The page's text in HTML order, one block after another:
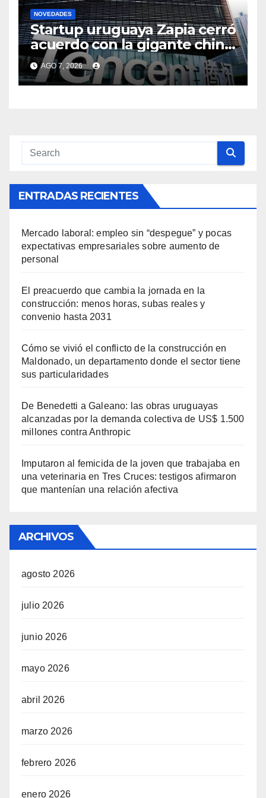
NOVEDADES
Startup uruguaya Zapia cerró
acuerdo con la gigante china
Tencent y busca impulsar la
instalación de un data center
de la empresa en Uruguay
AGO 7, 2026
ENTRADAS RECIENTES
Mercado laboral: empleo sin “despegue” y pocas
expectativas empresariales sobre aumento de
personal
El preacuerdo que cambia la jornada en la
construcción: menos horas, subas reales y
convenio hasta 2031
Cómo se vivió el conflicto de la construcción en
Maldonado, un departamento donde el sector tiene
sus particularidades
De Benedetti a Galeano: las obras uruguayas
alcanzadas por la demanda colectiva de US$ 1.500
millones contra Anthropic
Imputaron al femicida de la joven que trabajaba en
una veterinaria en Tres Cruces: testigos afirmaron
que mantenían una relación afectiva
ARCHIVOS
agosto 2026
julio 2026
junio 2026
mayo 2026
abril 2026
marzo 2026
febrero 2026
enero 2026